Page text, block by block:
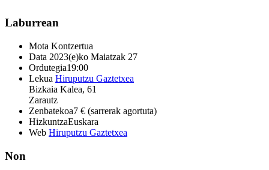
Laburrean
Mota Kontzertua
Data 2023(e)ko Maiatzak 27
Ordutegia19:00
Lekua Hiruputzu Gaztetxea
Bizkaia Kalea, 61
Zarautz
Zenbatekoa7 € (sarrerak agortuta)
HizkuntzaEuskara
Web Hiruputzu Gaztetxea
Non